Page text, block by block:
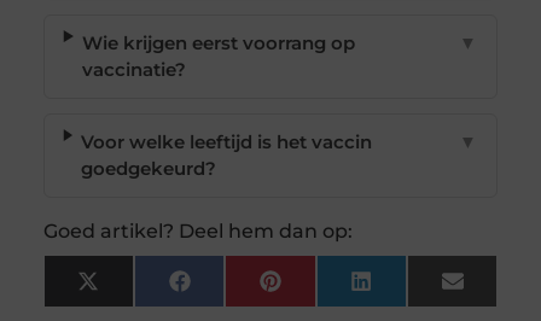
Wie krijgen eerst voorrang op
vaccinatie?
▼
Voor welke leeftijd is het vaccin
goedgekeurd?
▼
Goed artikel? Deel hem dan op:
X
(Twitter)
FacebookPinterest LinkedIn Email